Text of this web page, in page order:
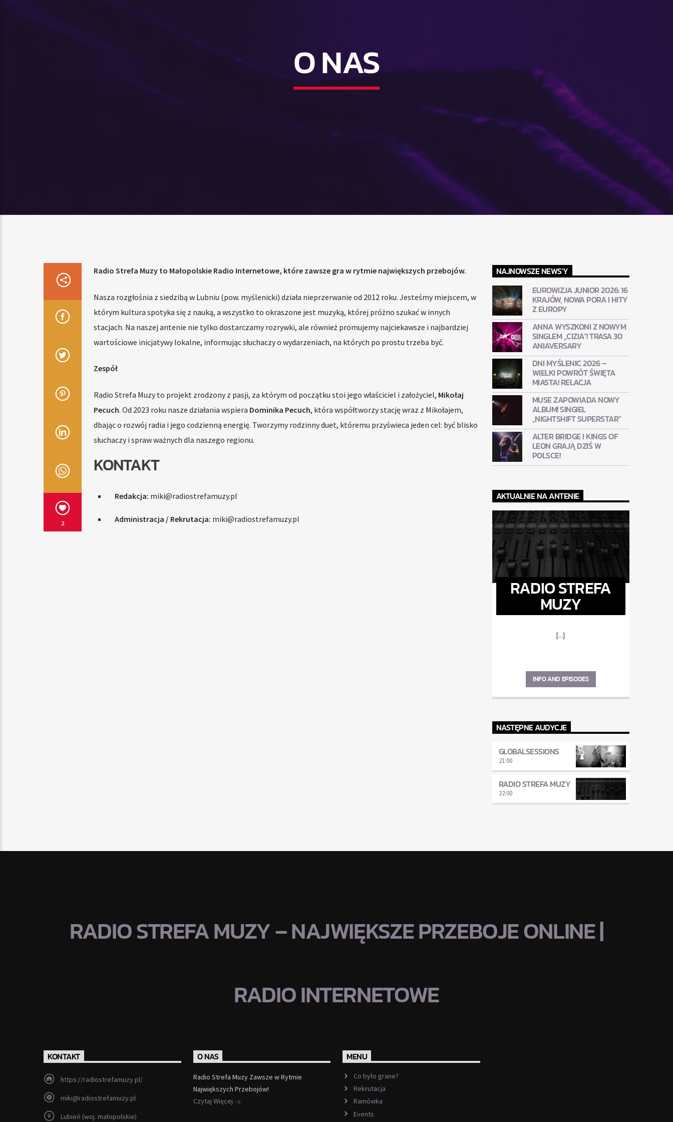
O NAS
2
Radio Strefa Muzy to Małopolskie Radio Internetowe, które zawsze gra w rytmie największych przebojów.
Nasza rozgłośnia z siedzibą w Lubniu (pow. myślenicki) działa nieprzerwanie od 2012 roku. Jesteśmy miejscem, w
którym kultura spotyka się z nauką, a wszystko to okraszone jest muzyką, której próżno szukać w innych
stacjach. Na naszej antenie nie tylko dostarczamy rozrywki, ale również promujemy najciekawsze i najbardziej
wartościowe inicjatywy lokalne, informując słuchaczy o wydarzeniach, na których po prostu trzeba być.
Zespół
Radio Strefa Muzy to projekt zrodzony z pasji, za którym od początku stoi jego właściciel i założyciel, Mikołaj
Pecuch. Od 2023 roku nasze działania wspiera Dominika Pecuch, która współtworzy stację wraz z Mikołajem,
dbając o rozwój radia i jego codzienną energię. Tworzymy rodzinny duet, któremu przyświeca jeden cel: być blisko
słuchaczy i spraw ważnych dla naszego regionu.
KONTAKT
Redakcja: miki@radiostrefamuzy.pl
Administracja / Rekrutacja: miki@radiostrefamuzy.pl
NAJNOWSZE NEWS'Y
EUROWIZJA JUNIOR 2026: 16
KRAJÓW, NOWA PORA I HITY
Z EUROPY
ANNA WYSZKONI Z NOWYM
SINGLEM „CIZIA”! TRASA 30
ANIAVERSARY
DNI MYŚLENIC 2026 –
WIELKI POWRÓT ŚWIĘTA
MIASTA! RELACJA
MUSE ZAPOWIADA NOWY
ALBUM! SINGIEL
„NIGHTSHIFT SUPERSTAR”
ALTER BRIDGE I KINGS OF
LEON GRAJĄ DZIŚ W
POLSCE!
AKTUALNIE NA ANTENIE
RADIO STREFA
MUZY
[...]
INFO AND EPISODES
NASTĘPNE AUDYCJE
GLOBALSESSIONS
21:00
RADIO STREFA MUZY
22:00
RADIO STREFA MUZY – NAJWIĘKSZE PRZEBOJE ONLINE |
RADIO INTERNETOWE
KONTAKT
https://radiostrefamuzy.pl/
miki@radiostrefamuzy.pl
Lubień (woj. małopolskie)
O NAS
Radio Strefa Muzy Zawsze w Rytmie
Największych Przebojów!
Czytaj Więcej
MENU
Co było grane?
Rekrutacja
Ramówka
Events